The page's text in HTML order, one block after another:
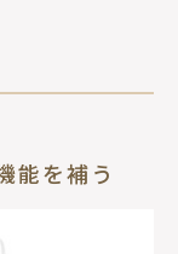
能を補う